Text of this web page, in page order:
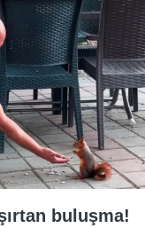
buluşma!